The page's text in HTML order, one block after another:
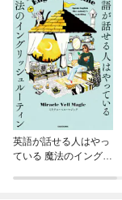
英語が話せる人はやっ
ている 魔法のイングリ